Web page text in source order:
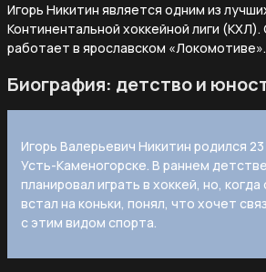
Игорь Никитин является одним из
Континентальной хоккейной лиги (КХЛ).
работает в ярославском «Локомотиве».
Биография: детство и
Игорь Валерьевич Никитин родился
Усть-Каменогорске. В раннем
планировал играть в хоккей, но, когда
встал на коньки, понял, что хочет
с этим видом спорта.